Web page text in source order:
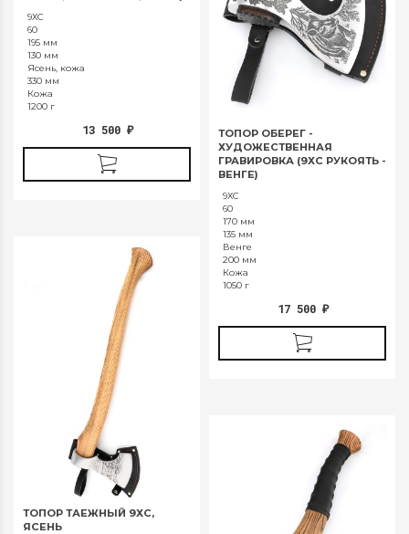
9ХС
60
195 мм
130 мм
Ясень, кожа
330 мм
Кожа
1200 г
13 500 ₽
ТОПОР ОБЕРЕГ -
ХУДОЖЕСТВЕННАЯ
ГРАВИРОВКА (9ХС РУКОЯТЬ -
ВЕНГЕ)
9ХС
60
170 мм
135 мм
Венге
200 мм
Кожа
1050 г
17 500 ₽
ТОПОР ТАЕЖНЫЙ 9ХС,
ЯСЕНЬ